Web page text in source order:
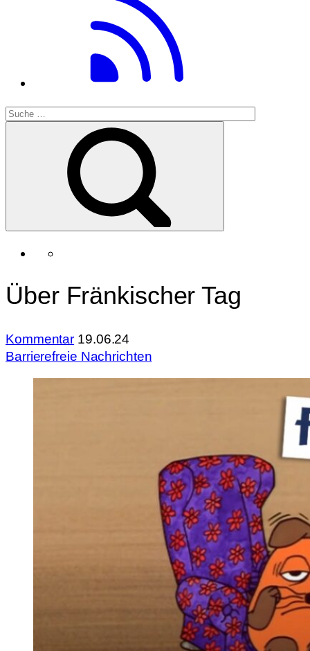
Über Fränkischer Tag
Kommentar 19.06.24
Barrierefreie Nachrichten